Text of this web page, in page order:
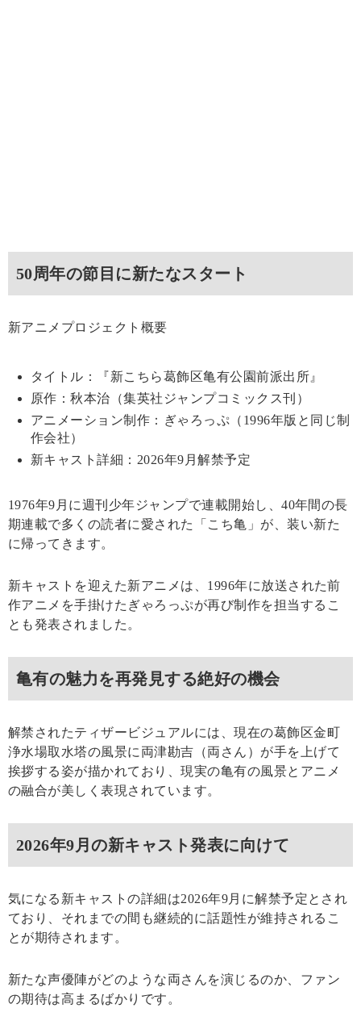
50周年の節目に新たなスタート
新アニメプロジェクト概要
タイトル：『新こちら葛飾区亀有公園前派出所』
原作：秋本治（集英社ジャンプコミックス刊）
アニメーション制作：ぎゃろっぷ（1996年版と同じ制
作会社）
新キャスト詳細：2026年9月解禁予定
1976年9月に週刊少年ジャンプで連載開始し、40年間の長
期連載で多くの読者に愛された「こち亀」が、装い新た
に帰ってきます。
新キャストを迎えた新アニメは、1996年に放送された前
作アニメを手掛けたぎゃろっぷが再び制作を担当するこ
とも発表されました。
亀有の魅力を再発見する絶好の機会
解禁されたティザービジュアルには、現在の葛飾区金町
浄水場取水塔の風景に両津勘吉（両さん）が手を上げて
挨拶する姿が描かれており、現実の亀有の風景とアニメ
の融合が美しく表現されています。
2026年9月の新キャスト発表に向けて
気になる新キャストの詳細は2026年9月に解禁予定とされ
ており、それまでの間も継続的に話題性が維持されるこ
とが期待されます。
新たな声優陣がどのような両さんを演じるのか、ファン
の期待は高まるばかりです。